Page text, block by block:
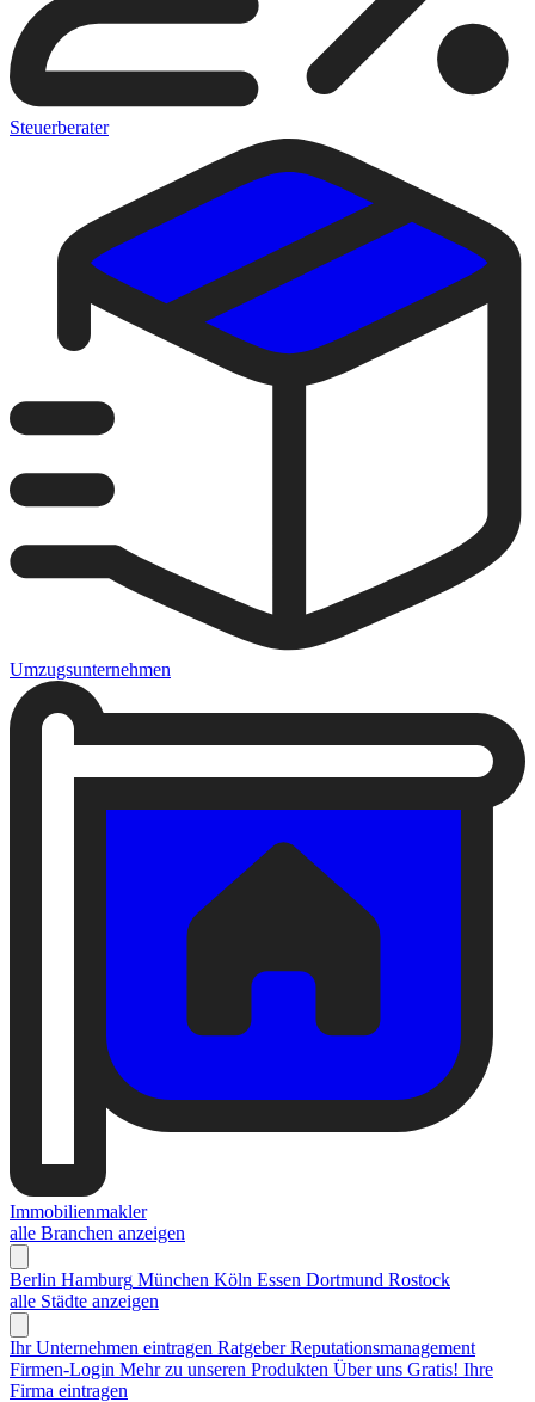
Steuerberater
Umzugsunternehmen
Immobilienmakler
alle Branchen anzeigen
Berlin Hamburg München Köln Essen Dortmund Rostock
alle Städte anzeigen
Ihr Unternehmen eintragen Ratgeber Reputationsmanagement
Firmen-Login Mehr zu unseren Produkten Über uns Gratis! Ihre
Firma eintragen